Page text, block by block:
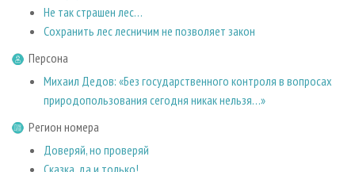
СУШКА ДРЕВЕСИНЫ
ПРОИЗВОДСТВО ДРЕВЕСНЫХ ПЛИТ
ДЕРЕВЯННОЕ ДОМОСТРОЕНИЕ
ПРОИЗВОДСТВО МЕБЕЛИ
ЦБП
ПЕРСОНЫ
МОБИЛЬНЫЕ ВЫСТАВКИ
ОФИЦИАЛЬНЫЕ ДЕЛЕГАЦИИ
ПРИОРИТЕТНЫЕ ИНВЕСТПРОЕКТЫ
ГАЗЕТА ЛЕСПРОМФОРУМ
КОНТАКТЫ
РЕКЛАМА
РЕКЛАМА НА САЙТЕ
Не так страшен лес…
Сохранить лес лесничим не позволяет закон
Персона
Михаил Дедов: «Без государственного контроля в вопросах
природопользования сегодня никак нельзя…»
Регион номера
Доверяй, но проверяй
Сказка, да и только!